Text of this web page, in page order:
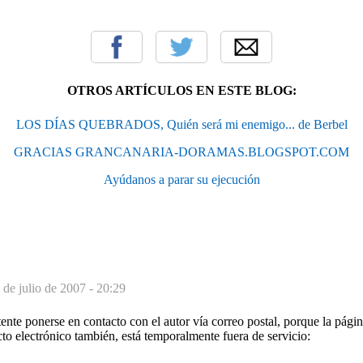
OTROS ARTÍCULOS EN ESTE BLOG:
LOS DÍAS QUEBRADOS, Quién será mi enemigo... de Berbel
GRACIAS GRANCANARIA-DORAMAS.BLOGSPOT.COM
Ayúdanos a parar su ejecución
de julio de 2007 - 20:29
ponerse en contacto con el autor vía correo postal, porque la
electrónico también, está temporalmente fuera de servicio: